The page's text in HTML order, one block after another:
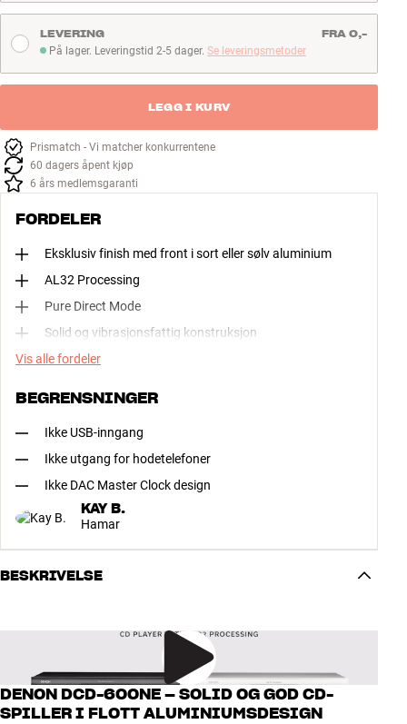
På lager. Leveringstid 2-5 dager
På lager. Leveringstid 2-5 dager. Se leveringsmetoder
LEVERING FRA 0,-
LEGG I KURV
Prismatch - Vi matcher konkurrentene
60 dagers åpent kjøp
6 års medlemsgaranti
FORDELER
Eksklusiv finish med front i sort eller sølv aluminium
AL32 Processing
Pure Direct Mode
Solid og vibrasjonsfattig konstruksjon
Vis alle fordeler
BEGRENSNINGER
Ikke USB-inngang
Ikke utgang for hodetelefoner
Ikke DAC Master Clock design
KAY B.
Hamar
BESKRIVELSE
DENON DCD-600NE – SOLID OG GOD CD-
SPILLER I FLOTT ALUMINIUMSDESIGN